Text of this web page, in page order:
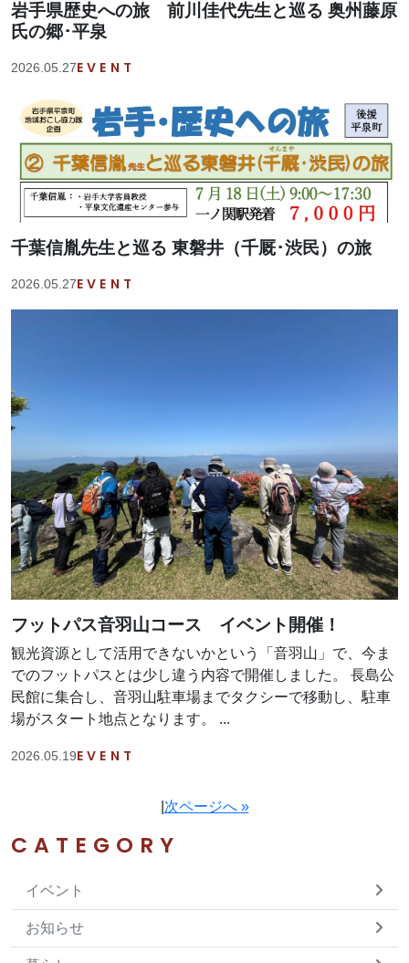
岩手県歴史への旅 前川佳代先生と巡る 奥州藤原
氏の郷･平泉
2026.05.27EVENT
千葉信胤先生と巡る 東磐井（千厩･渋民）の旅
2026.05.27EVENT
フットパス音羽山コース イベント開催！
観光資源として活用できないかという「音羽山」で、今ま
でのフットパスとは少し違う内容で開催しました。 長島公
民館に集合し、音羽山駐車場までタクシーで移動し、駐車
場がスタート地点となります。 ...
2026.05.19EVENT
次ページへ »
CATEGORY
イベント
お知らせ